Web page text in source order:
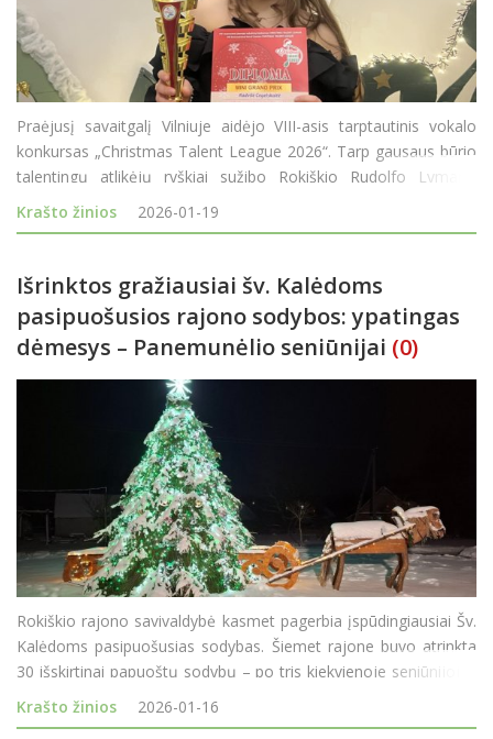
Praėjusį savaitgalį Vilniuje aidėjo VIII-asis tarptautinis vokalo
konkursas „Christmas Talent League 2026“. Tarp gausaus būrio
talentingų atlikėjų ryškiai sužibo Rokiškio Rudolfo Lymano
muzikos mokyklos atstovė Radvilė Cegelskaitė, namo parvežusi
Krašto žinios 2026-01-19
Išrinktos gražiausiai šv. Kalėdoms
pasipuošusios rajono sodybos: ypatingas
dėmesys – Panemunėlio seniūnijai (0)
Rokiškio rajono savivaldybė kasmet pagerbia įspūdingiausiai Šv.
Kalėdoms pasipuošusias sodybas. Šiemet rajone buvo atrinkta
30 išskirtinai papuoštų sodybų – po tris kiekvienoje seniūnijoje.
Šiais metais specialiomis padėkomis už orig
Krašto žinios 2026-01-16